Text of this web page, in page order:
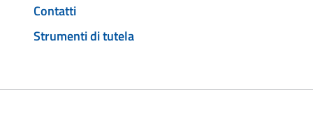
Contatti
Strumenti di tutela